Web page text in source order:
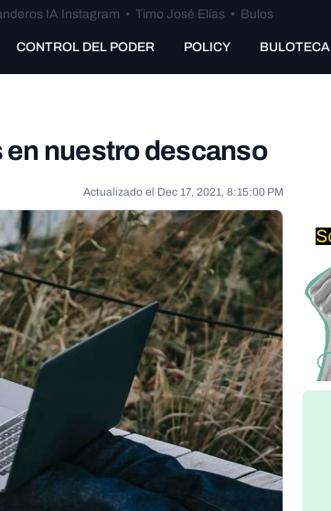
IA Instagram • Timo José Elías • Bulos
CONTROL DEL PODER POLICY BULOTECA
en nuestro descanso
Actualizado el Dec 17, 2021, 8:15:00 PM